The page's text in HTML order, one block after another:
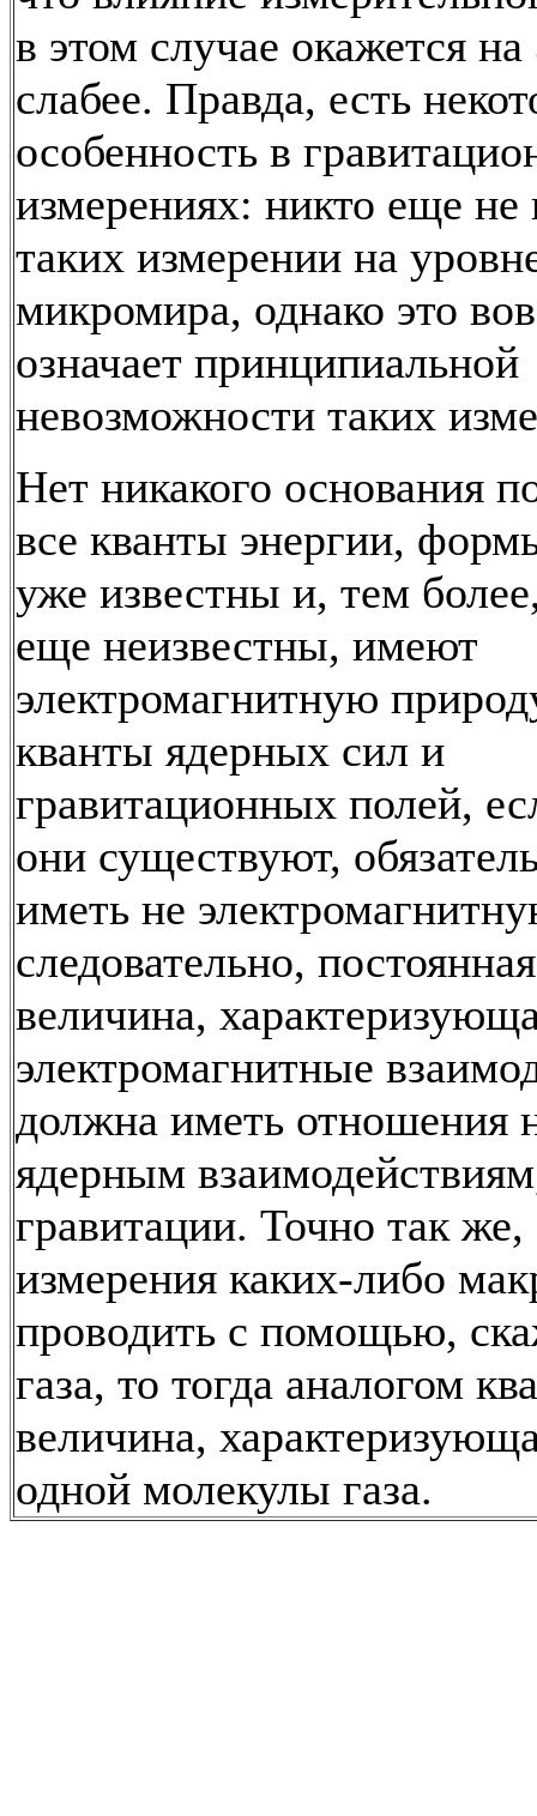
в этом случае окажется
слабее. Правда, есть
особенность в
измерениях: никто еще не
таких измерении на
микромира, однако это
означает принципиальной
невозможности таких
Нет никакого основания
все кванты энергии,
уже известны и, тем
еще неизвестны, имеют
электромагнитную
кванты ядерных сил и
гравитационных полей,
они существуют,
иметь не
следовательно,
величина,
электромагнитные
должна иметь отношения
ядерным
гравитации. Точно так же,
измерения каких-либо
проводить с помощью,
газа, то тогда аналогом
величина,
одной молекулы газа.